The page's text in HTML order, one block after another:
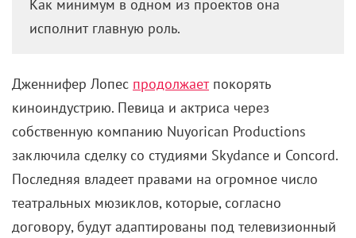
Как минимум в одном из проектов она
исполнит главную роль.
Дженнифер Лопес продолжаетпокорять
киноиндустрию. Певица и актриса через
собственную компанию Nuyorican Productions
заключила сделку со студиями Skydance и Concord.
Последняя владеет правами на огромное число
театральных мюзиклов, которые, согласно
договору, будут адаптированы под телевизионный